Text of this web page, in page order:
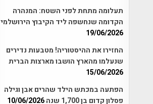
תעלומה מתחת לפני השטח: המנהרה
הקדומה שנחשפה ליד הקיבוץ הירושלמי
19/06/2026
החזירו את ההיסטוריה! מטבעות נדירים
שנעלמו מהארץ הושבו מארצות הברית
15/06/2026
הפתעה במכתש הילד שהרים אבן וגילה
פסלון קדום בן 1,700 שנה
10/06/2026